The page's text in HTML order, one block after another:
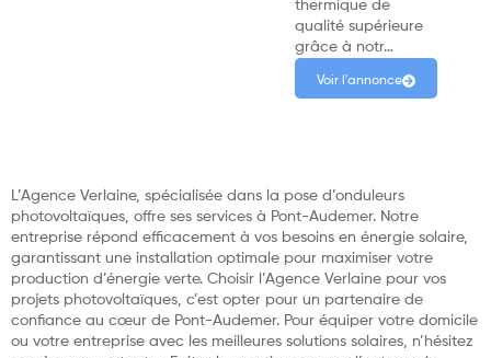
thermique de
qualité supérieure
grâce à notr…
Voir l'annonce
L’Agence Verlaine, spécialisée dans la pose d’onduleurs
photovoltaïques, offre ses services à Pont-Audemer. Notre
entreprise répond efficacement à vos besoins en énergie solaire,
garantissant une installation optimale pour maximiser votre
production d’énergie verte. Choisir l’Agence Verlaine pour vos
projets photovoltaïques, c’est opter pour un partenaire de
confiance au cœur de Pont-Audemer. Pour équiper votre domicile
ou votre entreprise avec les meilleures solutions solaires, n’hésitez